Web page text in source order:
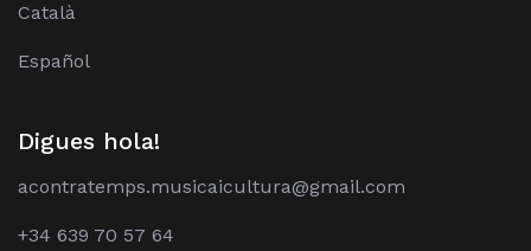
Català
Español
Digues hola!
acontratemps.musicaicultura@gmail.com
+34 639 70 57 64